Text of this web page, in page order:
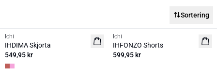
Sortering
NYHET
Ichi
IHDIMA Skjorta
549,95 kr
NYHET
Ichi
IHFONZO Shorts
599,95 kr